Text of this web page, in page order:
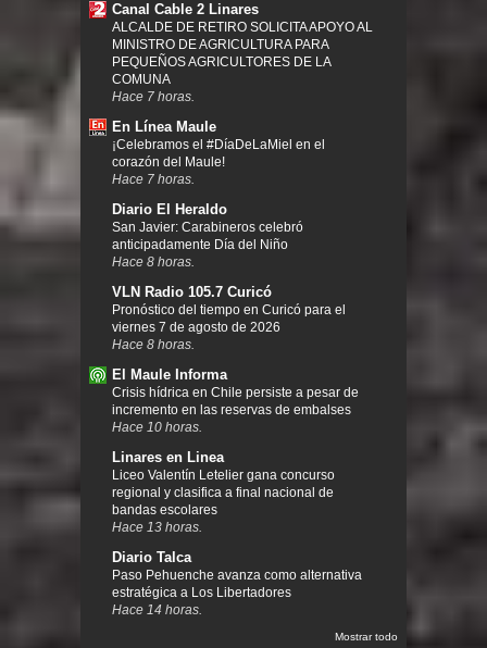
Canal Cable 2 Linares
ALCALDE DE RETIRO SOLICITA APOYO AL
MINISTRO DE AGRICULTURA PARA
PEQUEÑOS AGRICULTORES DE LA
COMUNA
Hace 7 horas.
En Línea Maule
¡Celebramos el #DíaDeLaMiel en el
corazón del Maule!
Hace 7 horas.
Diario El Heraldo
San Javier: Carabineros celebró
anticipadamente Día del Niño
Hace 8 horas.
VLN Radio 105.7 Curicó
Pronóstico del tiempo en Curicó para el
viernes 7 de agosto de 2026
Hace 8 horas.
El Maule Informa
Crisis hídrica en Chile persiste a pesar de
incremento en las reservas de embalses
Hace 10 horas.
Linares en Linea
Liceo Valentín Letelier gana concurso
regional y clasifica a final nacional de
bandas escolares
Hace 13 horas.
Diario Talca
Paso Pehuenche avanza como alternativa
estratégica a Los Libertadores
Hace 14 horas.
Mostrar todo